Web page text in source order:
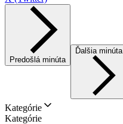
Predošlá minúta
Ďalšia minúta
Kategórie
Kategórie